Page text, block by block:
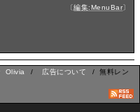
〔編集:MenuBar
Olivia / 広告について
/ 無料レン